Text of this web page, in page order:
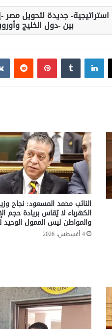
جديدة لتحويل
بين -دول الخليج
لينكدإن بينتيريست
النائب محمد المسعود: نجاح
الكهرباء لا يُقاس بريادة حجم
والمواطن ليس الممول الوحيد
4 أغسطس، 2026